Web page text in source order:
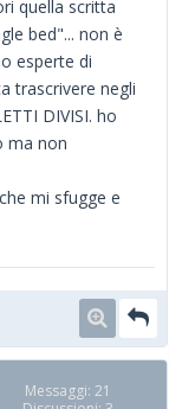
quella scritta
bed"... non è
esperte di
trascrivere negli
DIVISI. ho
ma non
mi sfugge e
Messaggi: 21